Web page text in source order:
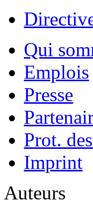
Qui
Emplois
Presse
Prot.
Imprint
Auteurs